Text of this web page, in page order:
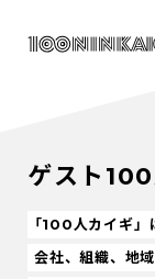
ゲスト100
「100人カイギ」
会社、組織、地